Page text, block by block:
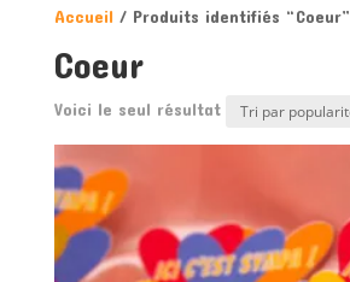
Accueil / Produits identifiés “Coeur”
Coeur
Voici le seul résultat